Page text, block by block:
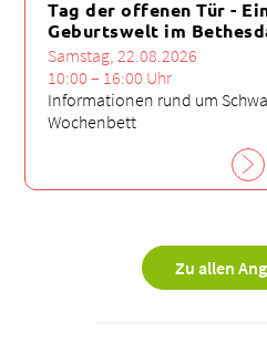
Tag der offenen Tür -
Geburtswelt im
Samstag, 22.08.2026
10:00 – 16:00 Uhr
Informationen rund um
Wochenbett
Zu allen